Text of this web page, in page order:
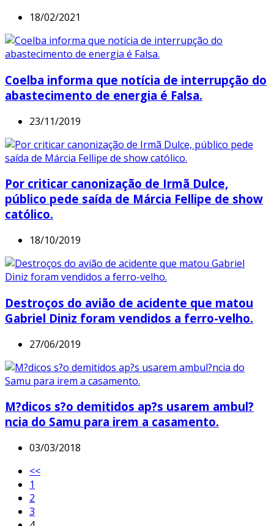
18/02/2021
Coelba informa que notícia de interrupção do
abastecimento de energia é Falsa.
23/11/2019
Por criticar canonização de Irmã Dulce,
público pede saída de Márcia Fellipe de show
católico.
18/10/2019
Destroços do avião de acidente que matou
Gabriel Diniz foram vendidos a ferro-velho.
27/06/2019
M?dicos s?o demitidos ap?s usarem ambul?
ncia do Samu para irem a casamento.
03/03/2018
<<
1
2
3